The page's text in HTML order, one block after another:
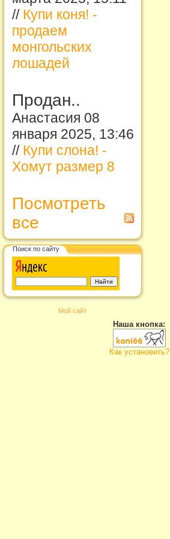
// Купи коня! -
продаем
монгольских
лошадей
Продан..
Анастасия 08
января 2025, 13:46
// Купи слона! -
Хомут размер 8
Посмотреть
все
Поиск по сайту
Мой сайт
Наша кнопка:
Как установить?